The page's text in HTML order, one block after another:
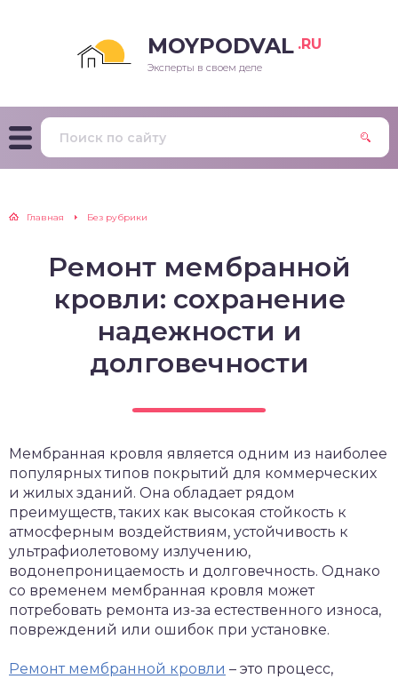
MOYPODVAL .RU
Эксперты в своем деле
Главная Без рубрики
Ремонт мембранной
кровли: сохранение
надежности и
долговечности
Мембранная кровля является одним из наиболее
популярных типов покрытий для коммерческих
и жилых зданий. Она обладает рядом
преимуществ, таких как высокая стойкость к
атмосферным воздействиям, устойчивость к
ультрафиолетовому излучению,
водонепроницаемость и долговечность. Однако
со временем мембранная кровля может
потребовать ремонта из-за естественного износа,
повреждений или ошибок при установке.
Ремонт мембранной кровли – это процесс,